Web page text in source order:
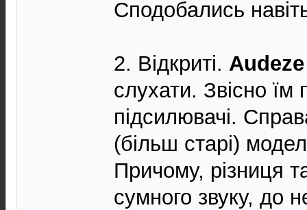
Сподобались
2. Відкриті.
слухати. Звісно їм
підсилювачі.
(більш старі)
Причому, різниця
сумного звуку, до